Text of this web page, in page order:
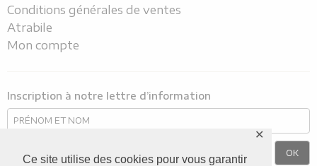
Ce site utilise des cookies pour vous garantir
✕
Conditions générales de ventes
Atrabile
Mon compte
Inscription à notre lettre d’information